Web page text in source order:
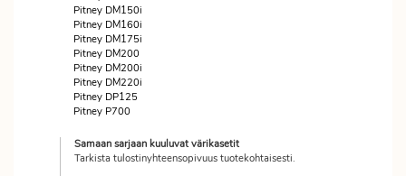
Pitney DM150i
Pitney DM160i
Pitney DM175i
Pitney DM200
Pitney DM200i
Pitney DM220i
Pitney DP125
Pitney P700
Samaan sarjaan kuuluvat värikasetit
Tarkista tulostinyhteensopivuus tuotekohtaisesti.